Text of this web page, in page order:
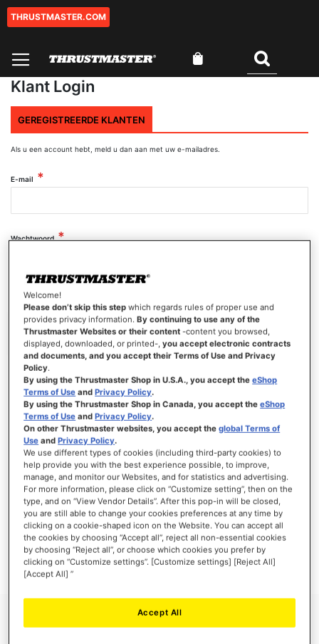
Ga
inhoud
THRUSTMASTER.COM
Klant Login
GEREGISTREERDE KLANTEN
Als u een account hebt, meld u dan aan met uw e-mailadres.
E-mail
Wachtwoord
Wachtwoord tonen
INLOGGEN
Wachtwoord vergeten?
NIEUWE KLANTEN
Het aanmaken van een account heeft vele voordelen: sneller afhandelen, meer dan
één adres registreren, volgen van bestellingen en meer.
ACCOUNT AANMAKEN
Welcome!
Please don’t skip this step which regards rules of proper use and
provides privacy information.By continuing to use any of the
Thrustmaster Websites or their content -content you browsed,
displayed, downloaded, or printed-,you accept electronic contracts
and documents, and you accept their Terms of Use and Privacy
Policy.
By using the Thrustmaster Shop in U.S.A., you accept theeShop
Terms of Use andPrivacy Policy.
By using the Thrustmaster Shop in Canada, you accept theeShop
Terms of Use andPrivacy Policy.
On other Thrustmaster websites, you accept theglobal Terms of
Use andPrivacy Policy.
We use different types of cookies (including third-party cookies) to
help provide you with the best experience possible, to improve,
manage, and monitor our Websites, and for statistics and advertising.
For more information, please click on “Customize setting”, then on the
type, and on “View Vendor Details”. After this pop-in will be closed,
you are still able to change your cookies preferences at any time by
clicking on a cookie-shaped icon on the Website. You can accept all
the cookies by choosing “Accept all”, reject all non-essential cookies
by choosing “Reject all”, or choose which cookies you prefer by
clicking on “Customize settings”. [Customize settings] [Reject All]
[Accept All] ”
Accept All